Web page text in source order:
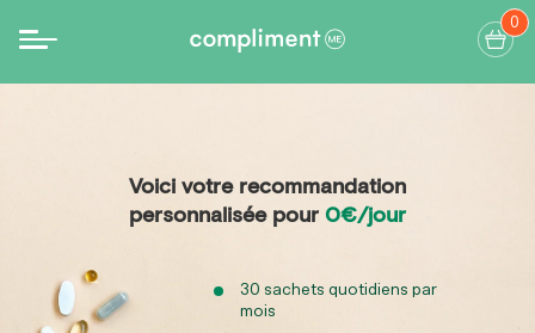
0
Voici votre recommandation
personnalisée pour 0€/jour
30 sachets quotidiens par
mois